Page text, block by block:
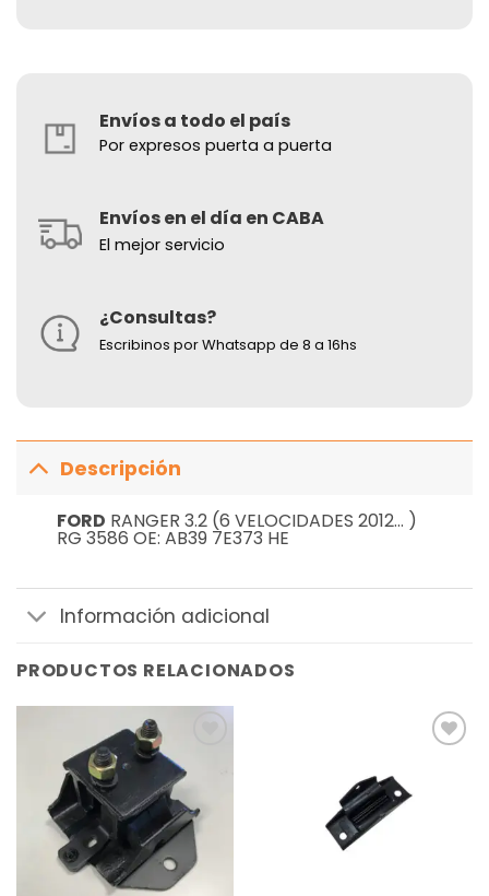
Envíos a todo el país
Por expresos puerta a puerta
Envíos en el día en CABA
El mejor servicio
¿Consultas?
Escribinos por Whatsapp de 8 a 16hs
Descripción
FORD RANGER 3.2 (6 VELOCIDADES 2012… )
RG 3586 OE: AB39 7E373 HE
Información adicional
PRODUCTOS RELACIONADOS
Añadir
deseos